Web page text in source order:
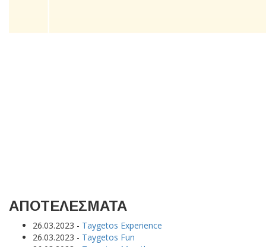
ΑΠΟΤΕΛΕΣΜΑΤΑ
26.03.2023 - Taygetos Experience
26.03.2023 - Taygetos Fun